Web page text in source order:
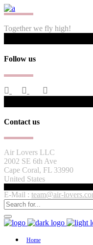
Together we fly high!
Follow us
Contact us
Air Lovers LLC
2002 SE 6th Ave
Cape Coral, FL 33990
United States
E-Mail : team@air-
Home